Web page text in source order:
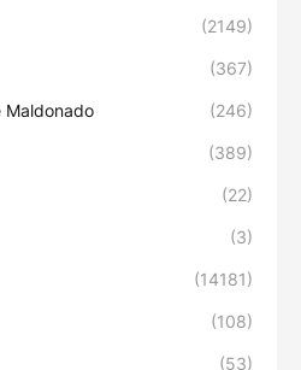
(2149)
(367)
Maldonado (246)
(389)
(22)
(3)
(14181)
(108)
(53)